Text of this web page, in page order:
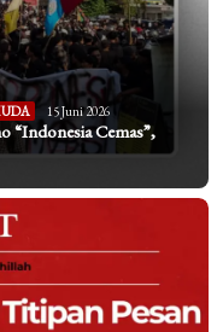
15 Juni 2026
“Indonesia Cemas”,